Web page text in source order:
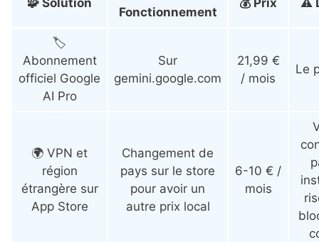
🧩 Solution
Fonctionnement
💰 Prix ⚠️
🏷️
Abonnement
officiel Google
AI Pro
Sur
gemini.google.com
21,99 €
/ mois
Le
🌍 VPN et
région
étrangère sur
App Store
Changement de
pays sur le store
pour avoir un
autre prix local
6-10 € /
mois